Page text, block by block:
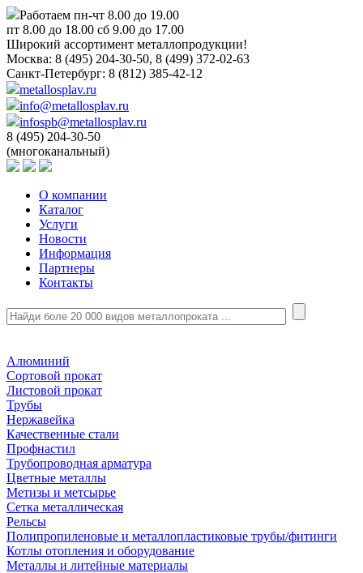
Работаем пн-чт 8.00 до 19.00
пт 8.00 до 18.00 сб 9.00 до 17.00
Широкий ассортимент металлопродукции!
Москва: 8 (495) 204-30-50, 8 (499) 372-02-63
Санкт-Петербург: 8 (812) 385-42-12
metallosplav.ru
info@metallosplav.ru
infospb@metallosplav.ru
8 (495) 204-30-50
(многоканальный)
О компании
Каталог
Услуги
Новости
Информация
Партнеры
Контакты
Алюминий
Сортовой прокат
Листовой прокат
Трубы
Нержавейка
Качественные стали
Профнастил
Трубопроводная арматура
Цветные металлы
Метизы и метсырье
Сетка металлическая
Рельсы
Полипропиленовые и металлопластиковые трубы/фитинги
Котлы отопления и оборудование
Металлы и литейные материалы